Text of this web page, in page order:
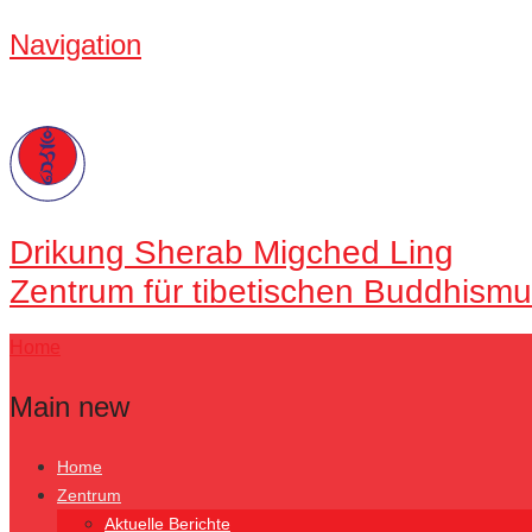
Navigation
Drikung Sherab Migched Ling
Zentrum für tibetischen
Home
Main new
Home
Zentrum
Aktuelle Berichte